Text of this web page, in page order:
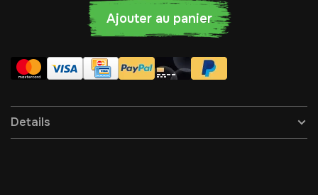
Ajouter au panier
Details